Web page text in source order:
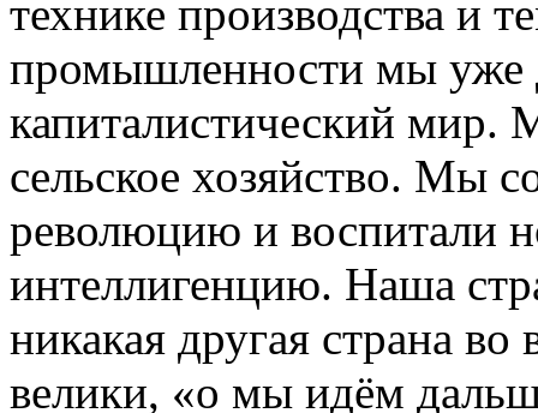
технике производства и
промышленности мы уже
капиталистический мир.
сельское хозяйство. Мы
революцию и воспитали
интеллигенцию. Наша
никакая другая страна
велики, «о мы идём